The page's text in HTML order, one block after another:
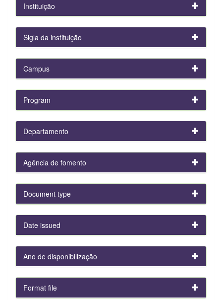
Instituição
Sigla da instituição
Campus
Program
Departamento
Agência de fomento
Document type
Date issued
Ano de disponibilização
Format file